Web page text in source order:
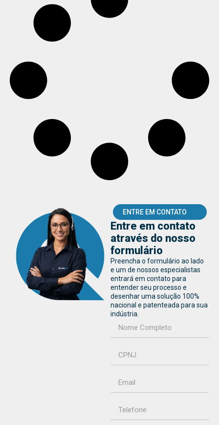
ENTRE EM CONTATO
Entre em contato
através do nosso
formulário
Preencha o formulário ao lado
e um de nossos especialistas
entrará em contato para
entender seu processo e
desenhar uma solução 100%
nacional e patenteada para sua
indústria.